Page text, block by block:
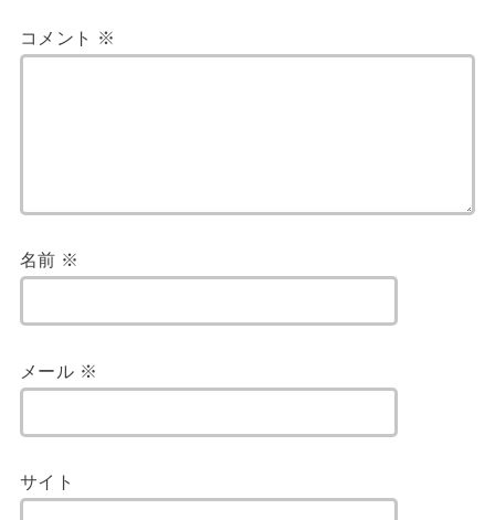
コメント ※
名前 ※
メール ※
サイト